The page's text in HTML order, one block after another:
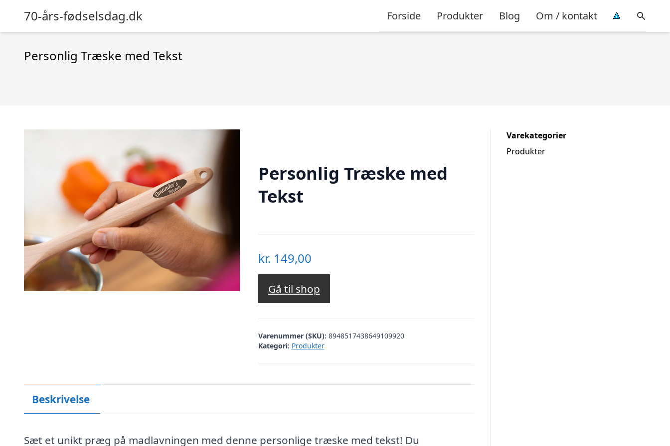
70-års-fødselsdag.dk Forside Produkter Blog Om / kontakt
Personlig Træske med Tekst
Personlig Træske med
Tekst
kr. 149,00
Gå til shop
Varenummer (SKU): 8948517438649109920
Kategori: Produkter
Beskrivelse
Sæt et unikt præg på madlavningen med denne personlige træske med tekst! Du
Varekategorier
Produkter